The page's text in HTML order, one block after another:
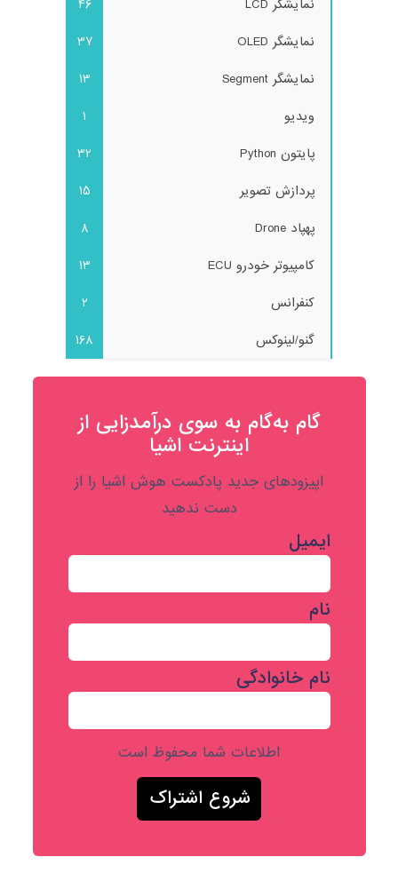
نمایشگر LCD
46
نمایشگر OLED
37
نمایشگر Segment
13
ویدیو
1
پایتون Python
32
پردازش تصویر
15
پهپاد Drone
8
کامپیوتر خودرو ECU
13
کنفرانس
2
گنو/لینوکس
168
گام به‌گام به‌ سوی درآمدزایی از
اینترنت اشیا
اپیزودهای جدید پادکست هوش اشیا را از
دست ندهید
ایمیل
نام
نام خانوادگی
اطلاعات شما محفوظ است